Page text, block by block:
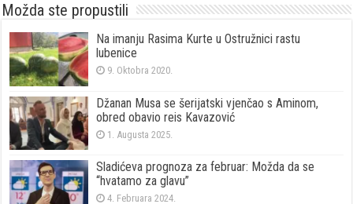
Možda ste propustili
Na imanju Rasima Kurte u Ostružnici rastu
lubenice
9. Oktobra 2020.
Džanan Musa se šerijatski vjenčao s Aminom,
obred obavio reis Kavazović
1. Augusta 2025.
Sladićeva prognoza za februar: Možda da se
“hvatamo za glavu”
4. Februara 2024.